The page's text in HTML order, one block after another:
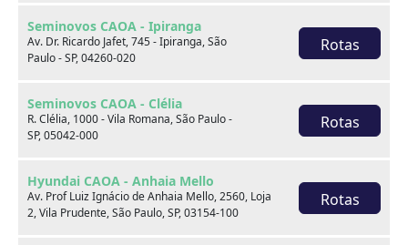
Seminovos CAOA - Ipiranga
Av. Dr. Ricardo Jafet, 745 - Ipiranga, São
Paulo - SP, 04260-020
Rotas
Seminovos CAOA - Clélia
R. Clélia, 1000 - Vila Romana, São Paulo -
SP, 05042-000
Rotas
Hyundai CAOA - Anhaia Mello
Av. Prof Luiz Ignácio de Anhaia Mello, 2560, Loja
2, Vila Prudente, São Paulo, SP, 03154-100
Rotas
NEGÓCIO. OS VALORES SÃO PARA VENDAS NO ESTADO
DE ORIGEM DO VEÍCULO, VENDAS PARA OUTRO
RESERVAMOS NO DIREITO DE POSSÍVEIS ERROS DE
DIGITAÇÃO. NOS RESERVAMOS NO DIREITO DE
POSSÍVEIS ALTERAÇÕES DE PREÇO SEM PRÉVIA